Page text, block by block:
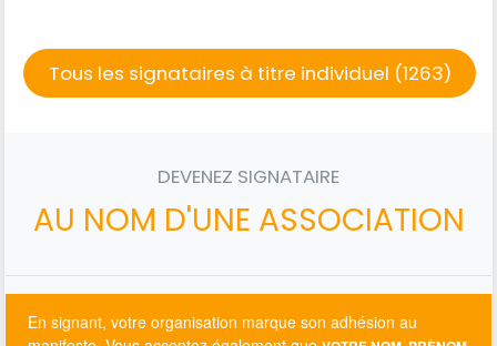
Tous les signataires à titre individuel (1263)
DEVENEZ SIGNATAIRE
AU NOM D'UNE ASSOCIATION
En signant, votre organisation marque son adhésion au